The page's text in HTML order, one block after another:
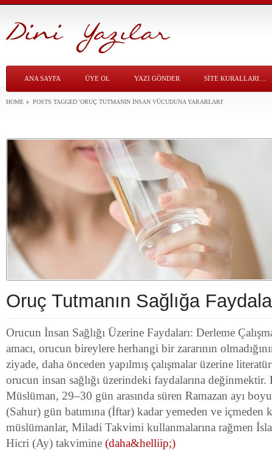
ANA SAYFA ÜYE OL YAZI GÖNDER SITE KURALLARI…
HOME POSTS TAGGED 'ORUÇ TUTMANIN INSAN VÜCUDUNA YARARLARI'
Oruç Tutmanın Sağlığa
Orucun İnsan Sağlığı Üzerine Faydaları: Derleme
amacı, orucun bireylere herhangi bir zararının
ziyade, daha önceden yapılmış çalışmalar üzerine literatür
orucun insan sağlığı üzerindeki faydalarına
Müslüman, 29–30 gün arasında süren Ramazan ayı
(Sahur) gün batımına (İftar) kadar yemeden ve içmeden
müslümanlar, Miladi Takvimi kullanmalarına rağmen
Hicri (Ay) takvimine (daha&helliip;)